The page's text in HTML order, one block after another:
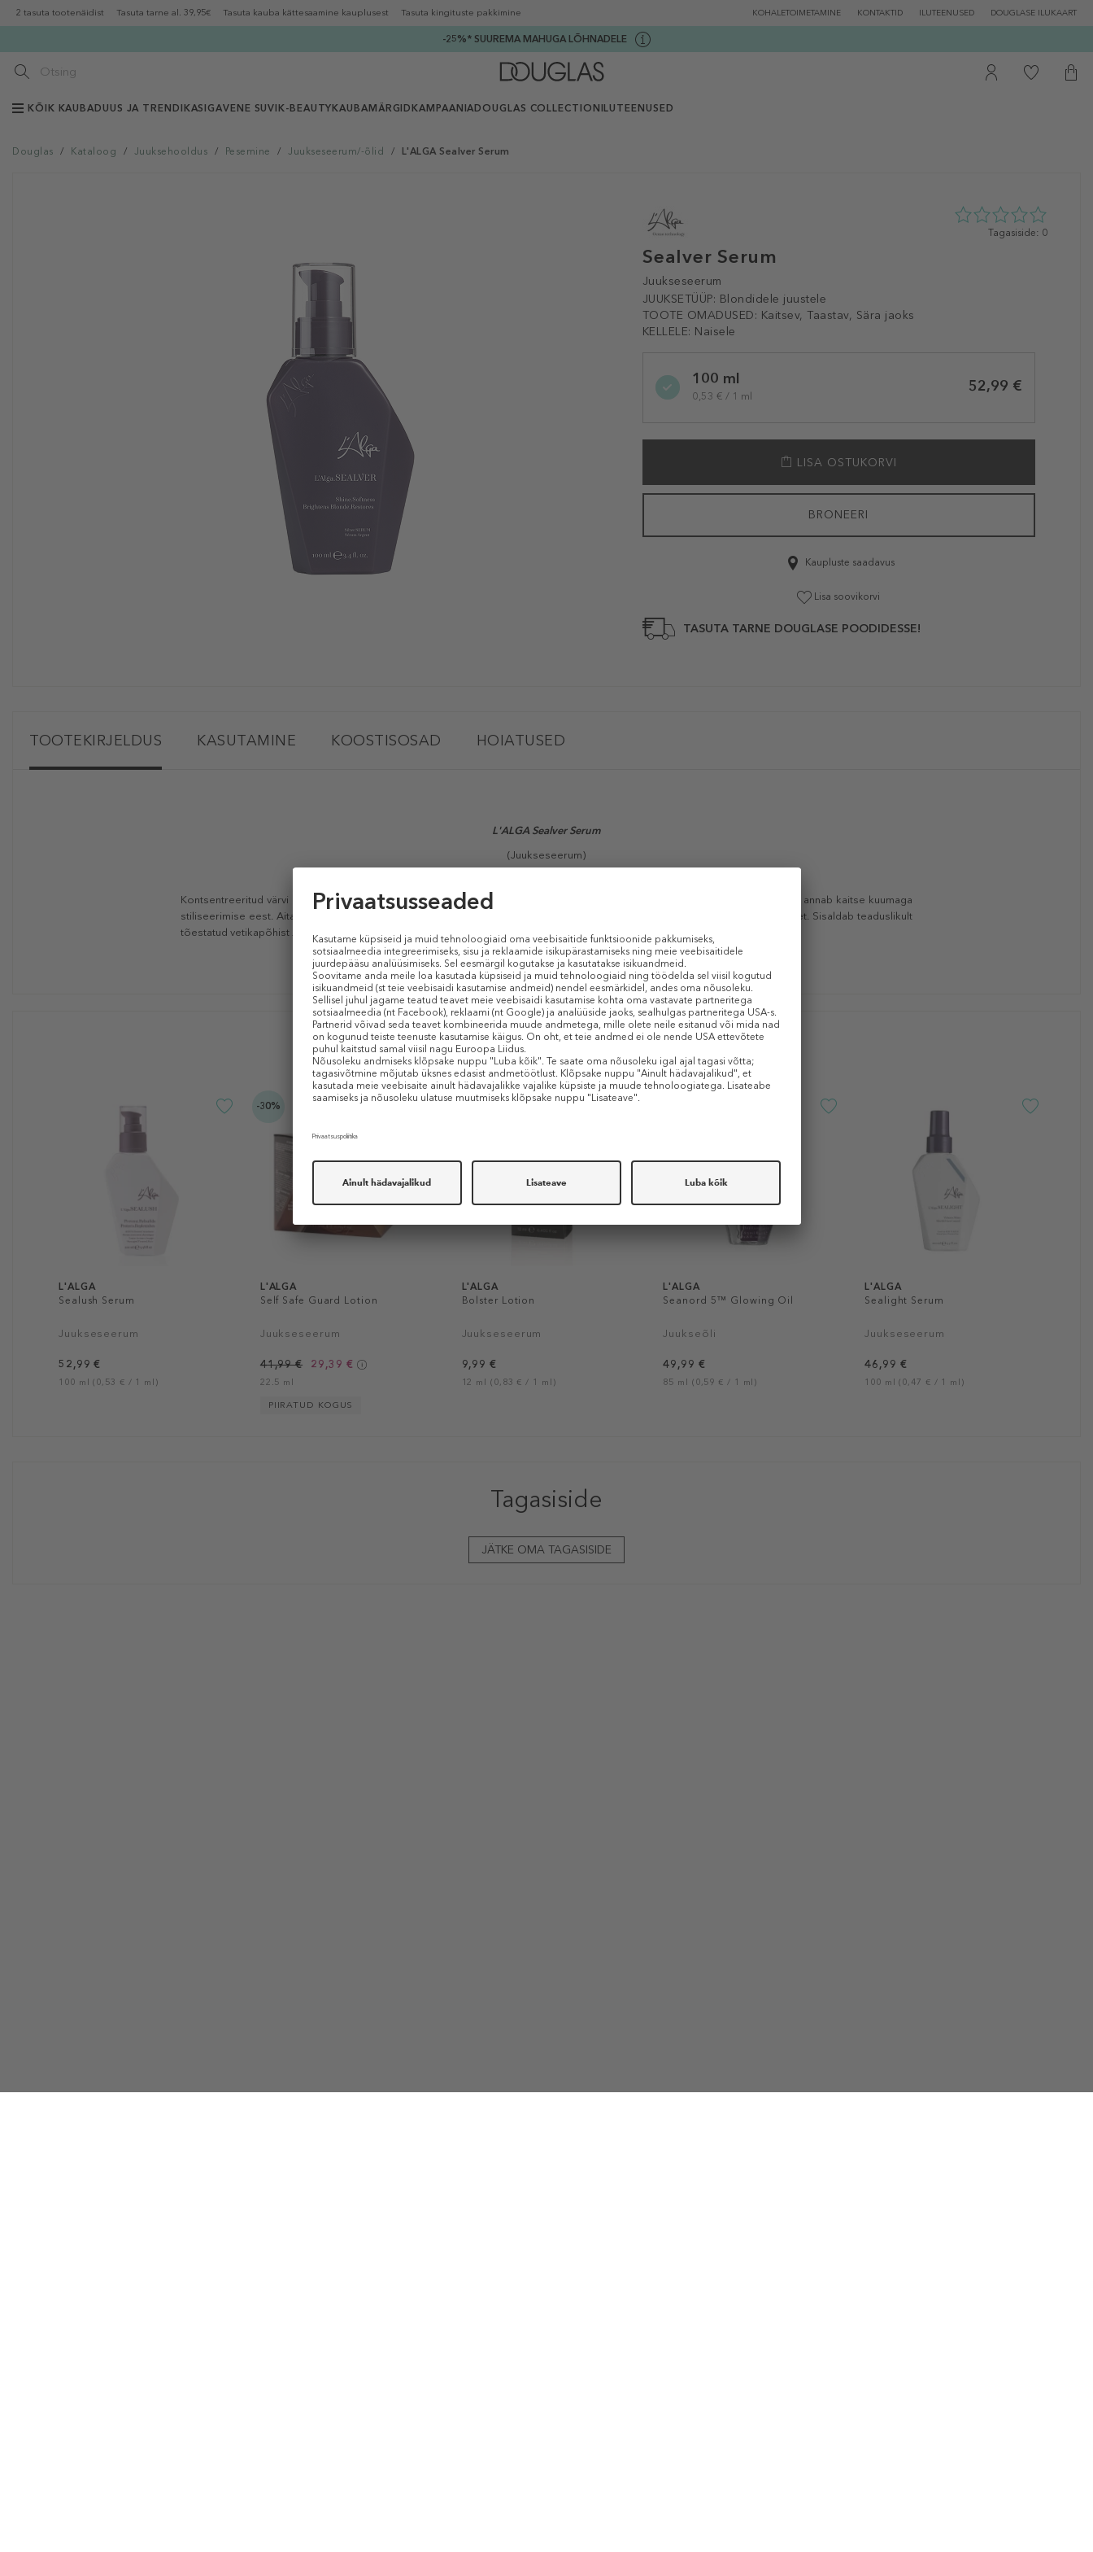
2 tasuta tootenäidist Tasuta tarne al. 39,95€ Tasuta kauba kättesaamine kauplusest Tasuta kingituste pakkimine KOHALETOIMETAMINE KONTAKTID ILUTEENUSED DOUGLASE ILUKAART
-25%* SUUREMA MAHUGA LÕHNADELE
KÕIK KAUBADUUS JA TRENDIKAS IGAVENE SUVI K-BEAUTY KAUBAMÄRGID KAMPAANIADOUGLAS COLLECTION ILUTEENUSED
Douglas / Kataloog / Juuksehooldus / Pesemine / Juukseseerum/-õlid / L'ALGA Sealver Serum
Sealver Serum
Juukseseerum
JUUKSETÜÜP: Blondidele juustele
TOOTE OMADUSED: Kaitsev, Taastav, Sära jaoks
KELLELE: Naisele
0
Tagasiside: 0
variation100 ml
0,53 € / 1 ml
52,99 €
LISA OSTUKORVI
BRONEERI
Kaupluste saadavus
Lisa soovikorvi
TASUTA TARNE DOUGLASE POODIDESSE!
TOOTEKIRJELDUS KASUTAMINE KOOSTISOSAD HOIATUSED
L'ALGA Sealver Serum
(Juukseseerum)
Kontsentreeritud värvi kaitsev ja rikkalikult sära lisav juukseseerum lisab pehmust, aitab ennetada juukseotste lõhenemist ning annab kaitse kuumaga
stiliseerimise eest. Aitab pikemalt säilitada värske ja puhta blondi juuksetooni ning ennetada kollaste ja soojade toonide teket. Sisaldab teaduslikult
tõestatud vetikapõhist AlgaNord 5 ™ kompleksi.
Sarnased tooted
L'ALGA
Sealush Serum
Juukseseerum
52,99 €
100 ml (0,53 € / 1 ml)
-30%
L'ALGA
Self Safe Guard Lotion
Juukseseerum
41,99 € 29,39 €
22.5 ml
PIIRATUD KOGUS
L'ALGA
Bolster Lotion
Juukseseerum
9,99 €
12 ml (0,83 € / 1 ml)
L'ALGA
Seanord 5™ Glowing Oil
Juukseõli
49,99 €
85 ml (0,59 € / 1 ml)
L'ALGA
Sealight Serum
Juukseseerum
46,99 €
100 ml (0,47 € / 1 ml)
Tagasiside
JÄTKE OMA TAGASISIDE